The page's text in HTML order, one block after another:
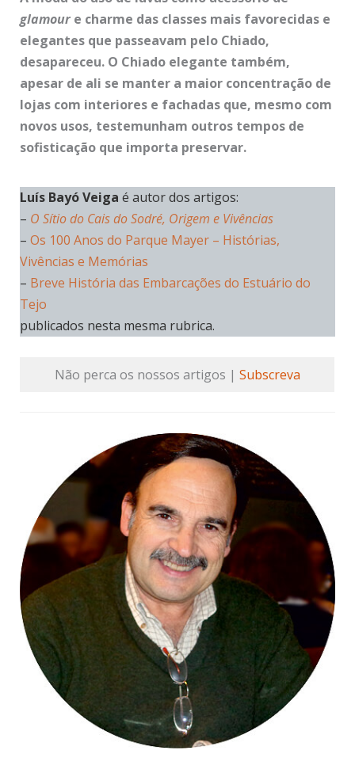
glamoure charme das classes mais favorecidas e
elegantes que passeavam pelo Chiado,
desapareceu. O Chiado elegante também,
apesar de ali se manter a maior concentração de
lojas com interiores e fachadas que, mesmo com
novos usos, testemunham outros tempos de
sofisticação que importa preservar.
Luís Bayó Veiga é autor dos artigos:
– O Sítio do Cais do Sodré, Origem e Vivências
– Os 100 Anos do Parque Mayer – Histórias,
Vivências e Memórias
– Breve História das Embarcações do Estuário do
Tejo
publicados nesta mesma rubrica.
Não perca os nossos artigos | Subscreva